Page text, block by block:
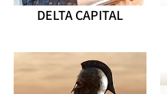
DELTA CAPITAL